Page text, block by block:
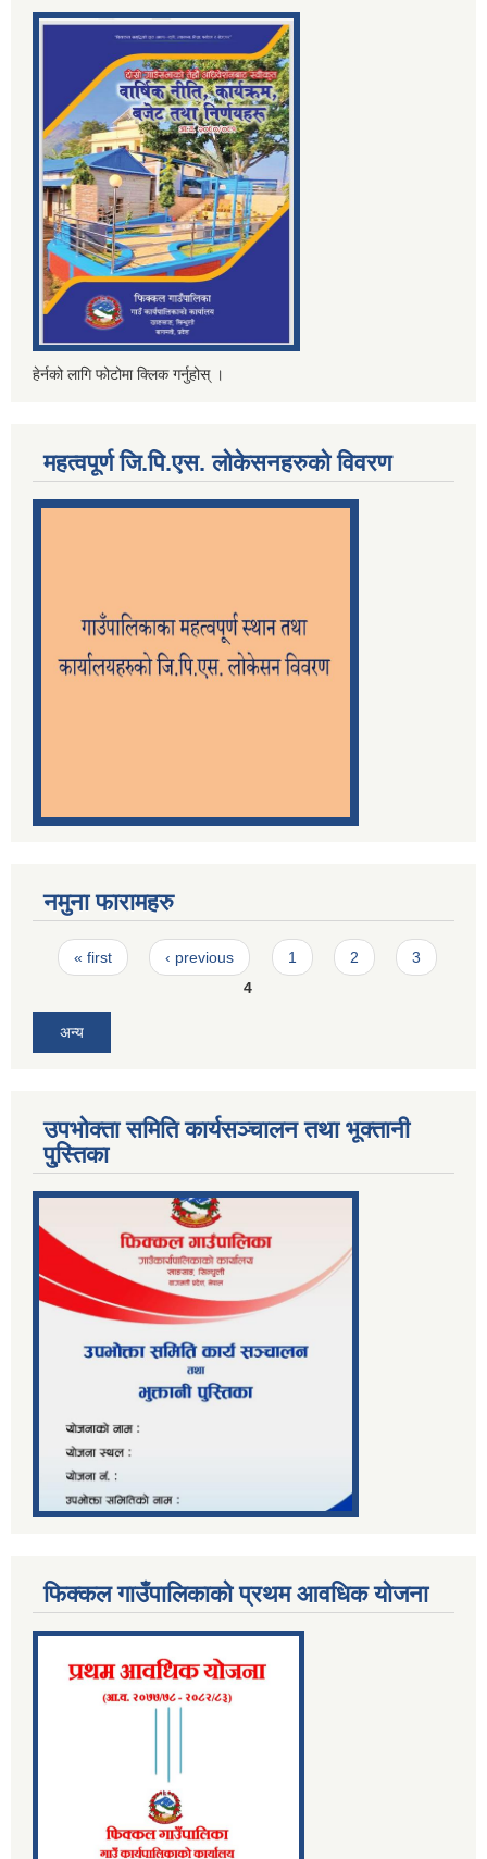
हेर्नको लागि फोटोमा क्लिक गर्नुहोस् ।
महत्वपूर्ण जि.पि.एस. लोकेसनहरुको विवरण
नमुना फारामहरु
Pages
« first ‹ previous 1 2
3
4
अन्य
उपभोक्ता समिति कार्यसञ्चालन तथा भूक्तानी
पु्स्तिका
फिक्कल गाउँपालिकाको प्रथम आवधिक योजना